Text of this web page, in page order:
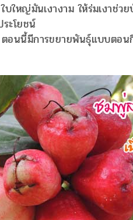
ใหญ่มันเงางาม ให้ร่มเงาช่ว
ะโยชน์
อนนี้มีการขยายพันธุ์แบบตอน